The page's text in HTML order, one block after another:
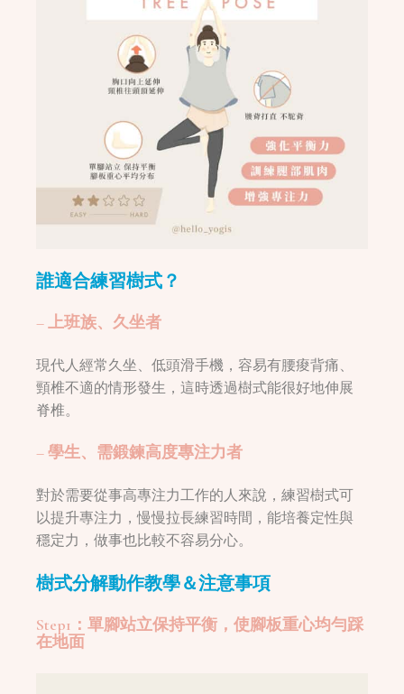
誰適合練習樹式？
– 上班族、久坐者
現代人經常久坐、低頭滑手機，容易有腰痠背痛、
頸椎不適的情形發生，這時透過樹式能很好地伸展
脊椎。
– 學生、需鍛鍊高度專注力者
對於需要從事高專注力工作的人來說，練習樹式可
以提升專注力，慢慢拉長練習時間，能培養定性與
穩定力，做事也比較不容易分心。
樹式分解動作教學＆注意事項
Step1：單腳站立保持平衡，使腳板重心均勻踩
在地面